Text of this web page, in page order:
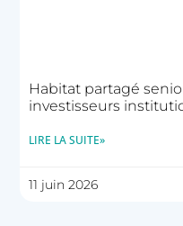
Habitat partagé
investisseurs
LIRE LA SUITE»
11 juin 2026